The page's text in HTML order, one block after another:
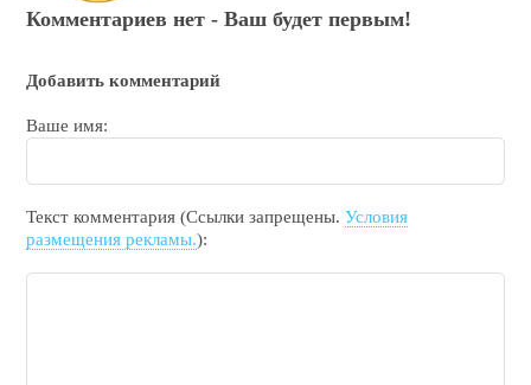
Комментариев нет - Ваш будет первым!
Добавить комментарий
Ваше имя:
Текст комментария (Ссылки запрещены.Условия
размещения рекламы.):